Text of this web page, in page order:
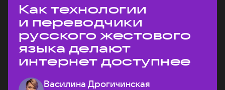
Как технологии
и переводчики
русского жестового
языка делают
интернет доступнее
Василина Дрогичинская